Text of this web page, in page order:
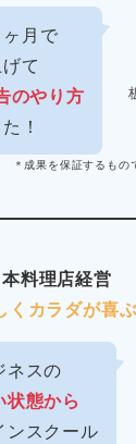
月で
て
のやり方
！
るものではあ
本料理店経営
くカラダが喜
ネスの
状態から
ンスクール